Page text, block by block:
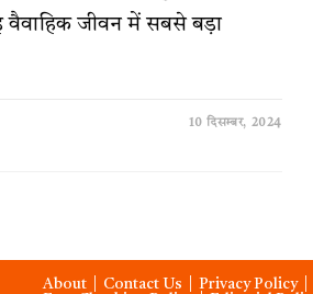
वैवाहिक जीवन में सबसे बड़ा
10 दिसम्बर, 2024
About Contact Us Privacy Policy